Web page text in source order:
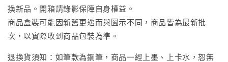
換新品。開箱請錄影保障自身權益。
商品盒裝可能因新舊更迭而與圖示不同，商品皆為最新批
次，以實際收到商品包裝為準。
退換貨須知：如筆款為鋼筆，商品一經上墨、上卡水，恕無